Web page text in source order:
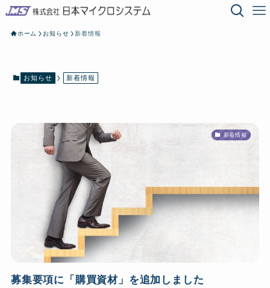
ホーム お知らせ 新着情報
お知らせ 新着情報
新着情報
募集要項に「購買資材」を追加しました